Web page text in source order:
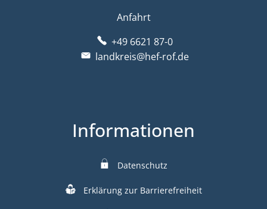
Anfahrt
+49 6621 87-0
landkreis@hef-rof.de
Informationen
Datenschutz
Erklärung zur Barrierefreiheit